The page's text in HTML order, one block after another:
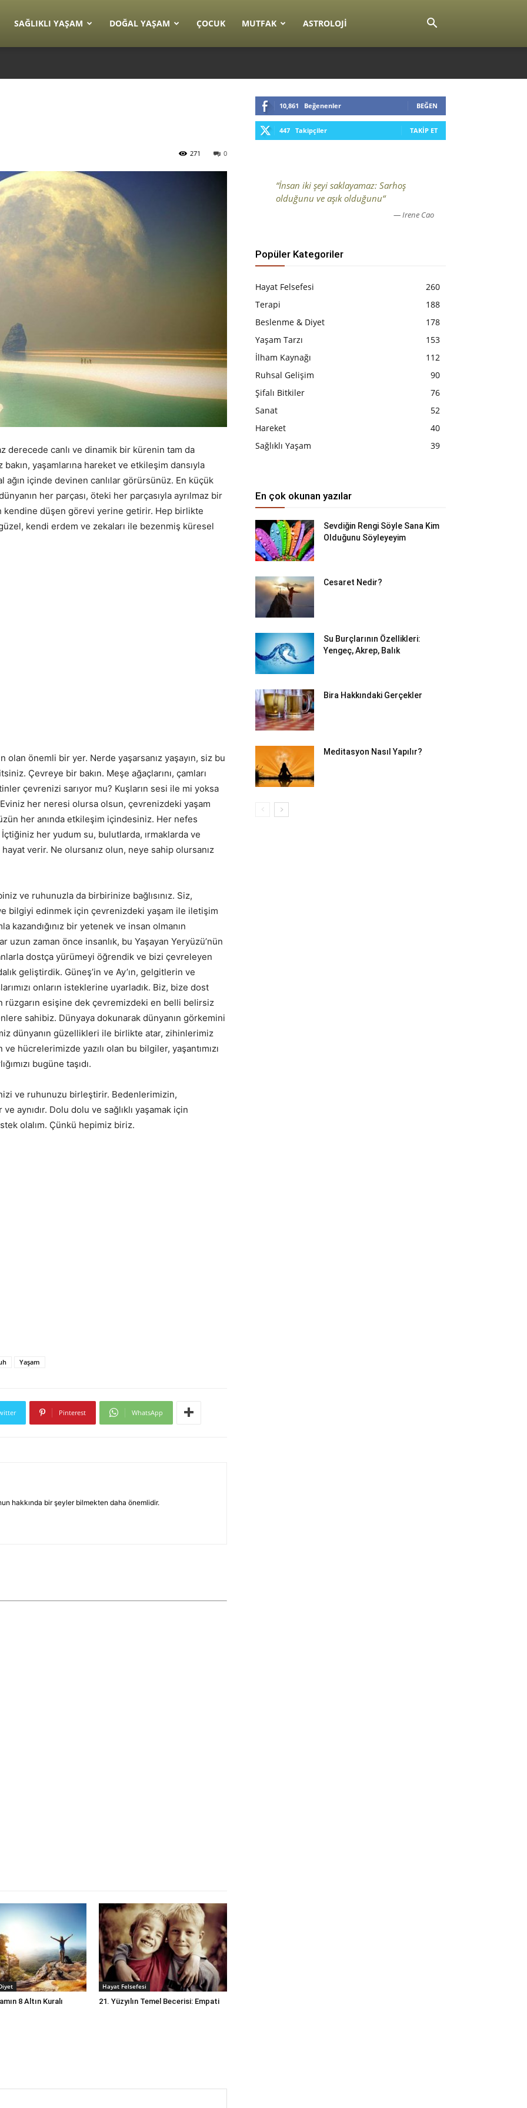
SAĞLIKLI YAŞAM DOĞAL YAŞAM ÇOCUK MUTFAK ASTROLOJI
0
271
derecede canlı ve dinamik bir kürenin tam da
bakın, yaşamlarına hareket ve etkileşim dansıyla
ağın içinde devinen canlılar görürsünüz. En küçük
her parçası, öteki her parçasıyla ayrılmaz bir
düşen görevi yerine getirir. Hep birlikte
kendi erdem ve zekaları ile bezenmiş küresel
önemli bir yer. Nerde yaşarsanız yaşayın, siz bu
Çevreye bir bakın. Meşe ağaçlarını, çamları
çevrenizi sarıyor mu? Kuşların sesi ile mi yoksa
her neresi olursa olsun, çevrenizdeki yaşam
her anında etkileşim içindesiniz. Her nefes
İçtiğiniz her yudum su, bulutlarda, ırmaklarda ve
verir. Ne olursanız olun, neye sahip olursanız
ve ruhunuzla da birbirinize bağlısınız. Siz,
bilgiyi edinmek için çevrenizdeki yaşam ile iletişim
bir yetenek ve insan olmanın
uzun zaman önce insanlık, bu Yaşayan Yeryüzü’nün
dostça yürümeyi öğrendik ve bizi çevreleyen
geliştirdik. Güneş’in ve Ay’ın, gelgitlerin ve
onların isteklerine uyarladık. Biz, bize dost
rüzgarın esişine dek çevremizdeki en belli belirsiz
sahibiz. Dünyaya dokunarak dünyanın görkemini
dünyanın güzellikleri ile birlikte atar, zihinlerimiz
hücrelerimizde yazılı olan bu bilgiler, yaşantımızı
bugüne taşıdı.
ve ruhunuzu birleştirir. Bedenlerimizin,
aynıdır. Dolu dolu ve sağlıklı yaşamak için
olalım. Çünkü hepimiz biriz.
Yaşam
Pinterest WhatsApp
hakkında bir şeyler bilmekten daha önemlidir.
8 Altın Kuralı
Hayat Felsefesi
21. Yüzyılın Temel Becerisi: Empati
10,861 Beğenenler BEĞEN
447 Takipçiler TAKIP ET
“İnsan iki şeyi saklayamaz: Sarhoş
olduğunu ve aşık olduğunu“
— Irene Cao
Popüler Kategoriler
Hayat Felsefesi
260
Terapi
188
Beslenme & Diyet
178
Yaşam Tarzı
153
İlham Kaynağı
112
Ruhsal Gelişim
90
Şifalı Bitkiler
76
Sanat
52
Hareket
40
Sağlıklı Yaşam
39
En çok okunan yazılar
Sevdiğin Rengi Söyle Sana Kim
Olduğunu Söyleyeyim
Cesaret Nedir?
Su Burçlarının Özellikleri:
Yengeç, Akrep, Balık
Bira Hakkındaki Gerçekler
Meditasyon Nasıl Yapılır?